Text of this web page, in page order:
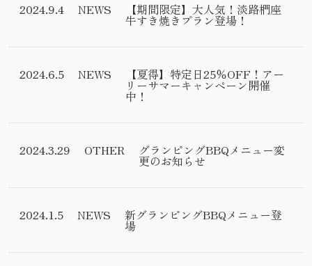
2024.9.4 NEWS 【期間限定】大人気！淡路椚座
牛すき焼きプラン登場！
2024.6.5 NEWS 【夏得】特定日25％OFF！アー
リーサマーキャンペーン開催
中！
2024.3.29 OTHER グランピングBBQメニュー変
更のお知らせ
2024.1.5 NEWS 新グランピングBBQメニュー登
場